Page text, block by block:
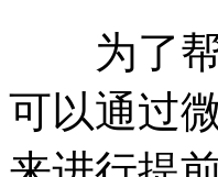
为了帮
可以通过